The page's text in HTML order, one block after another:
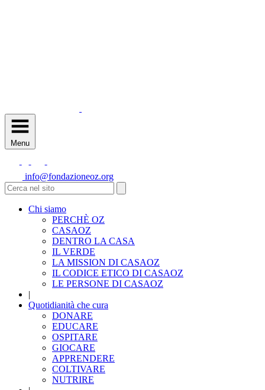
Menu
info@fondazioneoz.org
Chi siamo
PERCHÈ OZ
CASAOZ
DENTRO LA CASA
IL VERDE
LA MISSION DI CASAOZ
IL CODICE ETICO DI CASAOZ
LE PERSONE DI CASAOZ
|
Quotidianità che cura
DONARE
EDUCARE
OSPITARE
GIOCARE
APPRENDERE
COLTIVARE
NUTRIRE